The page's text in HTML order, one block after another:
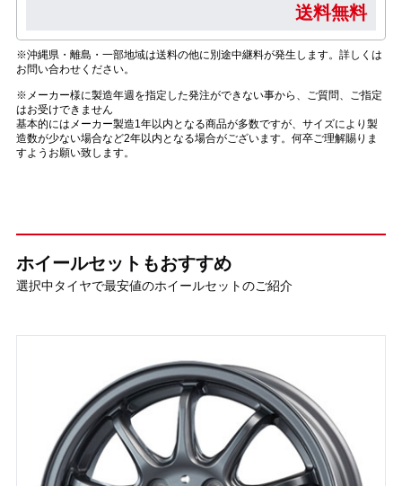
送料無料
※沖縄県・離島・一部地域は送料の他に別途中継料が発生します。詳しくは
お問い合わせください。
※メーカー様に製造年週を指定した発注ができない事から、ご質問、ご指定
はお受けできません
基本的にはメーカー製造1年以内となる商品が多数ですが、サイズにより製
造数が少ない場合など2年以内となる場合がございます。何卒ご理解賜りま
すようお願い致します。
ホイールセットもおすすめ
選択中タイヤで最安値のホイールセットのご紹介